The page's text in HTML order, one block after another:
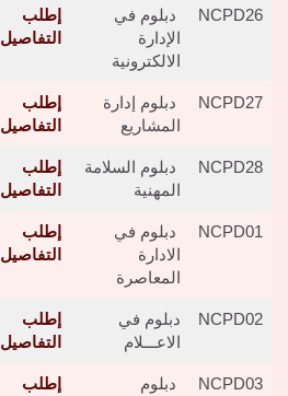
NCPD26
دبلوم في
الإدارة
الالكترونية
إطلب
التفاصيل
NCPD27
دبلوم إدارة
المشاريع
إطلب
التفاصيل
NCPD28
دبلوم السلامة
المهنية
إطلب
التفاصيل
NCPD01
دبلوم في
الادارة
المعاصرة
إطلب
التفاصيل
NCPD02
دبلوم في
الاعـــلام
إطلب
التفاصيل
NCPD03
دبلوم
إطلب